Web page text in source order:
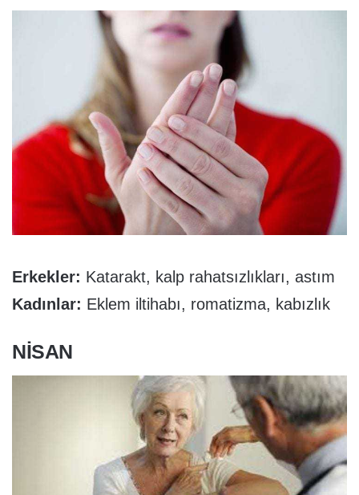
Erkekler: Katarakt, kalp rahatsızlıkları, astım
Kadınlar: Eklem iltihabı, romatizma, kabızlık
NISAN